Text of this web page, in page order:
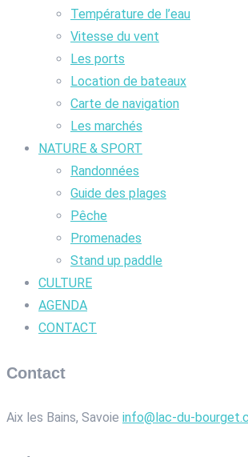
Température de l’eau
Vitesse du vent
Les ports
Location de bateaux
Carte de navigation
Les marchés
NATURE & SPORT
Randonnées
Guide des plages
Pêche
Promenades
Stand up paddle
CULTURE
AGENDA
CONTACT
Contact
Aix les Bains, Savoie info@lac-du-